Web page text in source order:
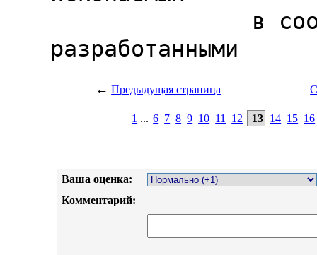
← Предыдущая страница
1 ... 6 7 8 9 10 11 12 13 14 15 16
Ваша оценка:
Комментарий: